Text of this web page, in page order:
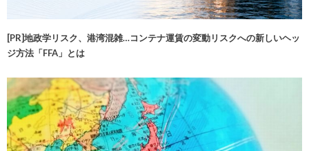
[PR]地政学リスク、港湾混雑…コンテナ運賃の変動リスクへの新しいヘッ
ジ方法「FFA」とは